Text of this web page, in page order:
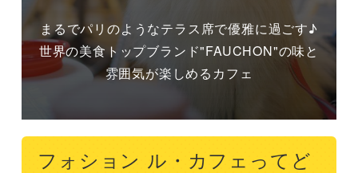
まるでパリのようなテラス席で優雅に過ごす♪
世界の美食トップブランド"FAUCHON"の味と
雰囲気が楽しめるカフェ
フォション ル・カフェってど